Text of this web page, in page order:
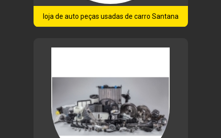
loja de auto peças usadas de carro Santana